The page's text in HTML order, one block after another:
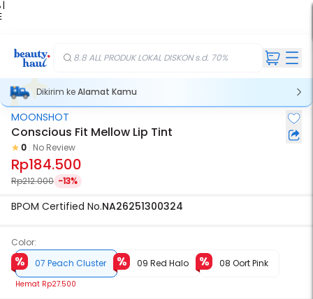
|
8.8 ALL PRODUK LOKAL DISKON s.d. 70%
Dikirim keAlamat Kamu
MOONSHOT
Conscious Fit Mellow Lip Tint
0 No Review
Rp184.500
Rp212.000 -13%
BPOM Certified No.NA26251300324
Color:
07 Peach Cluster
Hemat Rp27.500
09 Red Halo 08 Oort Pink